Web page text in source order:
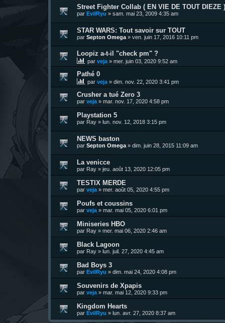
Street Fighter Collab ( EN VIE DE TOUT DIEZE )
par EvilRyu » sam. mai 23, 2009 4:35 am
STAR WARS: Tout savoir sur TOUT
par Septon Omega » ven. juin 17, 2016 10:11 pm
Loopiz a-t-il "check pm" ?
par veja » mer. juin 03, 2020 9:52 am
Pathé 0
par veja » dim. nov. 22, 2020 3:41 pm
Crusher a tué Zero 3
par veja » mar. nov. 17, 2020 4:58 pm
Playstation 5
par Ray » lun. nov. 12, 2018 3:15 pm
NEWS baston
par Septon Omega » dim. juin 28, 2015 11:09 am
La venicce
par Ray » jeu. août 13, 2020 12:05 pm
TESTIX MERDE
par veja » mer. août 05, 2020 4:55 pm
Poufs et coussins
par veja » mar. mai 05, 2020 6:01 pm
Miniseries HBO
par Ray » mer. mai 06, 2020 2:46 am
Black Lagoon
par Ray » lun. juil. 27, 2020 4:45 am
Bad Boys 3
par EvilRyu » dim. mai 24, 2020 4:08 pm
Souvenirs de Xpapis
par veja » mar. mai 12, 2020 9:33 pm
Kingdom Hearts
par EvilRyu » lun. avr. 27, 2020 8:37 am